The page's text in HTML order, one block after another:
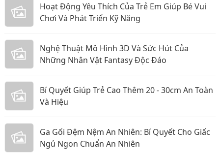
Hoạt Động Yêu Thích Của Trẻ Em Giúp Bé Vui
Chơi Và Phát Triển Kỹ Năng
Nghệ Thuật Mô Hình 3D Và Sức Hút Của
Những Nhân Vật Fantasy Độc Đáo
Bí Quyết Giúp Trẻ Cao Thêm 20 - 30cm An Toàn
Và Hiệu
Ga Gối Đệm Nệm An Nhiên: Bí Quyết Cho Giấc
Ngủ Ngon Chuẩn An Nhiên